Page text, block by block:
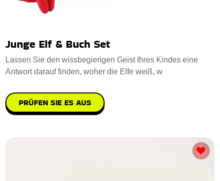
Junge Elf & Buch Set
Lassen Sie den wissbegierigen Geist Ihres Kindes eine
Antwort darauf finden, woher die Elfe weiß, w
PRÜFEN SIE ES AUS